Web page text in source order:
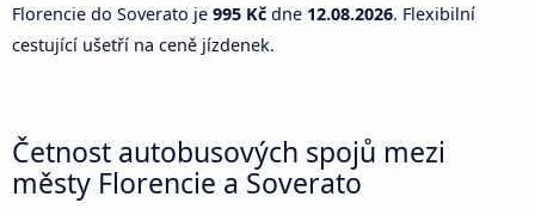
Florencie do Soverato je 995 Kč dne 12.08.2026. Flexibilní
cestující ušetří na ceně jízdenek.
Četnost autobusových spojů mezi
městy Florencie a Soverato